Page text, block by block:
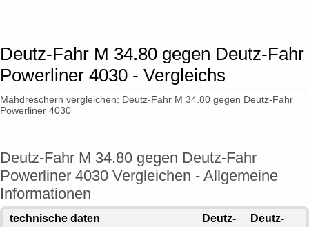
Deutz-Fahr M 34.80 gegen Deutz-Fahr
Powerliner 4030 - Vergleichs
Mähdreschern vergleichen: Deutz-Fahr M 34.80 gegen Deutz-Fahr
Powerliner 4030
Deutz-Fahr M 34.80 gegen Deutz-Fahr
Powerliner 4030 Vergleichen - Allgemeine
Informationen
technische daten
Deutz-
Deutz-